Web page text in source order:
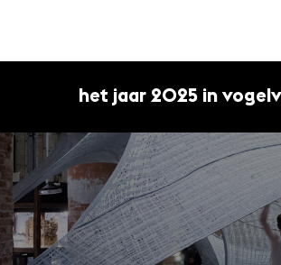
het jaar 2025 in